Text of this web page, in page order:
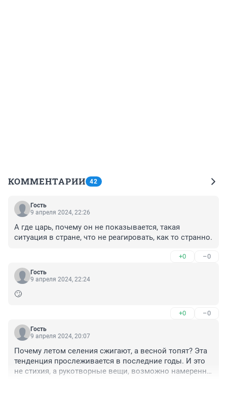
КОММЕНТАРИИ 42
Гость
9 апреля 2024, 22:26
А где царь, почему он не показывается, такая
ситуация в стране, что не реагировать, как то странно.
+0 –0
Гость
9 апреля 2024, 22:24
🙄
+0 –0
Гость
9 апреля 2024, 20:07
Почему летом селения сжигают, а весной топят? Эта
тенденция прослеживается в последние годы. И это
не стихия, а рукотворные вещи, возможно намеренно